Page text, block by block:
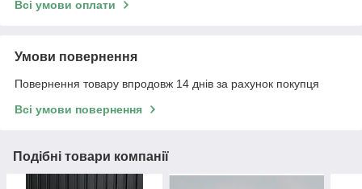
Всі умови оплати
Умови повернення
Повернення товару впродовж 14 днів за рахунок покупця
Всі умови повернення
Подібні товари компанії